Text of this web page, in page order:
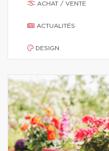
ACHAT / VENTE
ACTUALITÉS
DESIGN